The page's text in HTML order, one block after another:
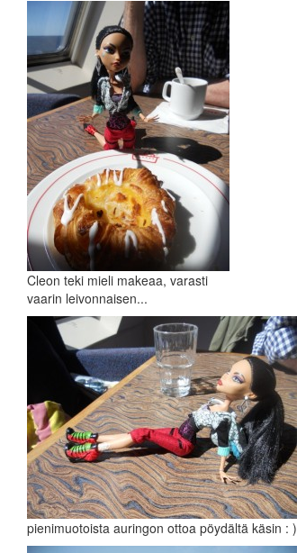
Cleon teki mieli makeaa, varasti
vaarin leivonnaisen...
pienimuotoista auringon ottoa pöydältä käsin : )